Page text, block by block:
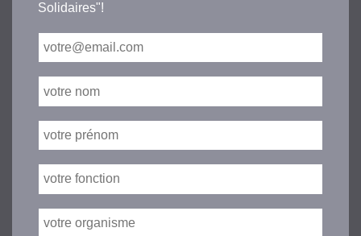
Solidaires"!